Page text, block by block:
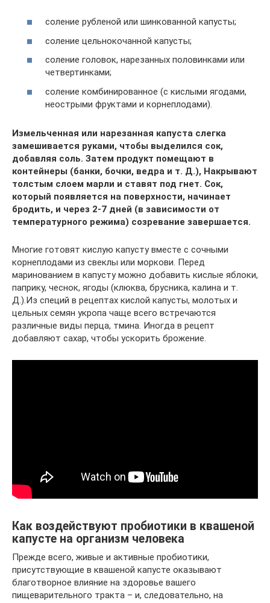
соление рубленой или шинкованной капусты;
соление цельнокочанной капусты;
соление головок, нарезанных половинками или
четвертинками;
соление комбинированное (с кислыми ягодами,
неострыми фруктами и корнеплодами).
Измельченная или нарезанная капуста слегка
замешивается руками, чтобы выделился сок,
добавляя соль. Затем продукт помещают в
контейнеры (банки, бочки, ведра и т. Д.), Накрывают
толстым слоем марли и ставят под гнет. Сок,
который появляется на поверхности, начинает
бродить, и через 2-7 дней (в зависимости от
температурного режима) созревание завершается.
Многие готовят кислую капусту вместе с сочными
корнеплодами из свеклы или моркови. Перед
маринованием в капусту можно добавить кислые яблоки,
паприку, чеснок, ягоды (клюква, брусника, калина и т.
Д.).Из специй в рецептах кислой капусты, молотых и
цельных семян укропа чаще всего встречаются
различные виды перца, тмина. Иногда в рецепт
добавляют сахар, чтобы ускорить брожение.
Как воздействуют пробиотики в квашеной
капусте на организм человека
Прежде всего, живые и активные пробиотики,
присутствующие в квашеной капусте оказывают
благотворное влияние на здоровье вашего
пищеварительного тракта – и, следовательно, на